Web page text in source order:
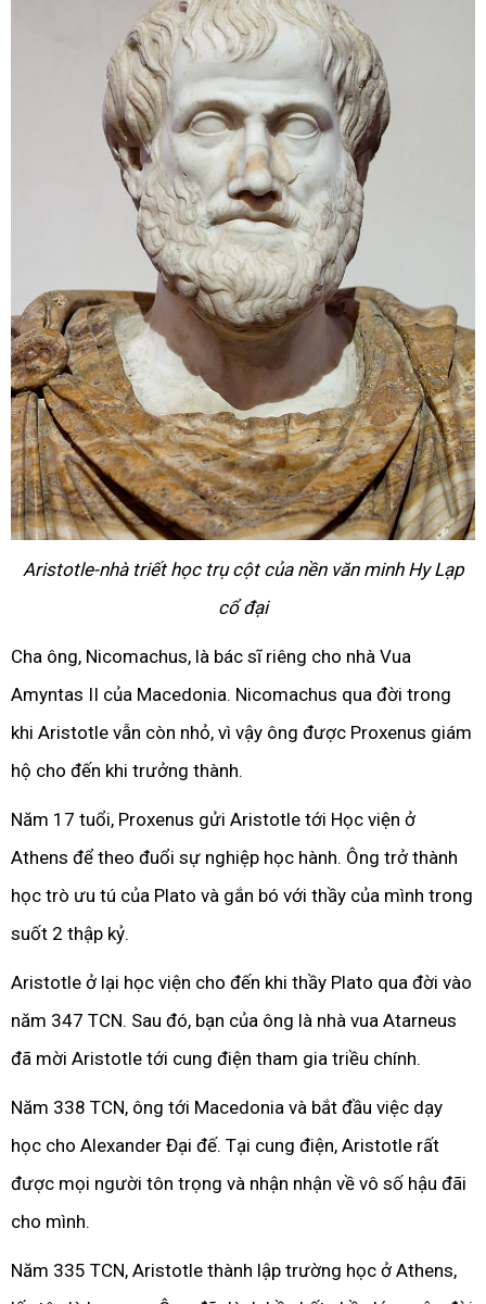
Aristotle-nhà triết học trụ cột của nền văn minh Hy Lạp
cổ đại
Cha ông, Nicomachus, là bác sĩ riêng cho nhà Vua
Amyntas II của Macedonia. Nicomachus qua đời trong
khi Aristotle vẫn còn nhỏ, vì vậy ông được Proxenus giám
hộ cho đến khi trưởng thành.
Năm 17 tuổi, Proxenus gửi Aristotle tới Học viện ở
Athens để theo đuổi sự nghiệp học hành. Ông trở thành
học trò ưu tú của Plato và gắn bó với thầy của mình trong
suốt 2 thập kỷ.
Aristotle ở lại học viện cho đến khi thầy Plato qua đời vào
năm 347 TCN. Sau đó, bạn của ông là nhà vua Atarneus
đã mời Aristotle tới cung điện tham gia triều chính.
Năm 338 TCN, ông tới Macedonia và bắt đầu việc dạy
học cho Alexander Đại đế. Tại cung điện, Aristotle rất
được mọi người tôn trọng và nhận nhận về vô số hậu đãi
cho mình.
Năm 335 TCN, Aristotle thành lập trường học ở Athens,